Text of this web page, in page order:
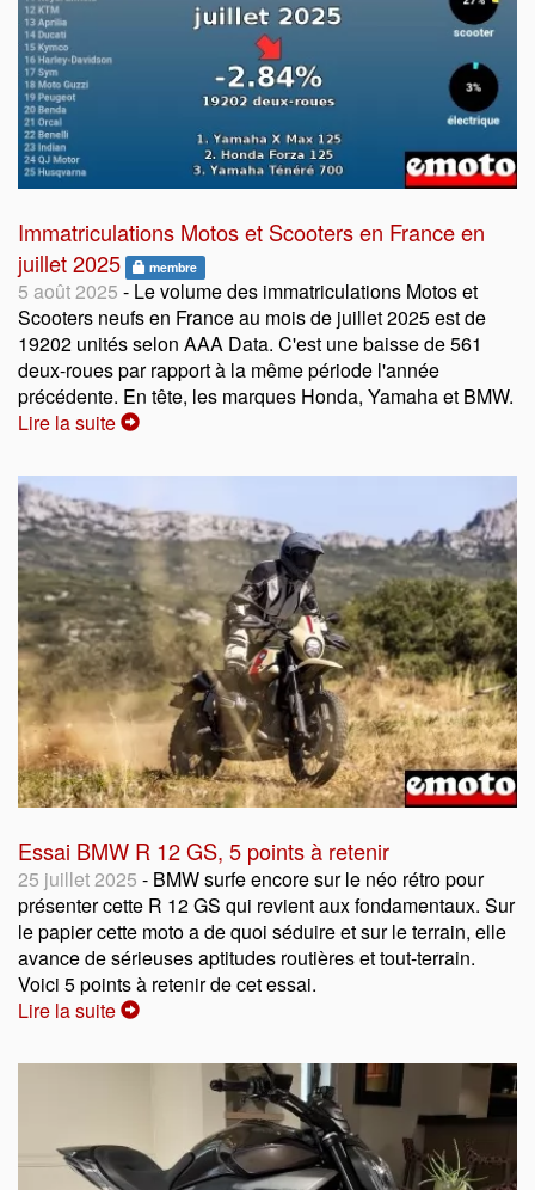
Immatriculations Motos et Scooters en France en
juillet 2025
membre
5 août 2025 - Le volume des immatriculations Motos et
Scooters neufs en France au mois de juillet 2025 est de
19202 unités selon AAA Data. C'est une baisse de 561
deux-roues par rapport à la même période l'année
précédente. En tête, les marques Honda, Yamaha et BMW.
Lire la suite
Essai BMW R 12 GS, 5 points à retenir
25 juillet 2025 - BMW surfe encore sur le néo rétro pour
présenter cette R 12 GS qui revient aux fondamentaux. Sur
le papier cette moto a de quoi séduire et sur le terrain, elle
avance de sérieuses aptitudes routières et tout-terrain.
Voici 5 points à retenir de cet essai.
Lire la suite